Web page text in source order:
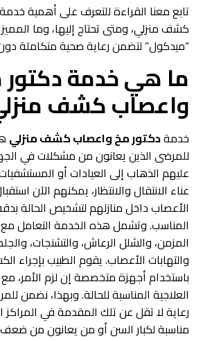
تابع معنا القراءة للتعرف على أهمية
كشف منزلي، ومتى تحتاج إليها، وما
“ميدكول” لتضمن رعاية صحية متكاملة
ما هي خدمة
واعصاب كشف
خدمةدكتور مخ واعصاب كشف منزلي
للمرضى الذين يعانون من مشكلات في
عليهم الذهاب إلى العيادات أو
عناء الانتقال والانتظار، يمكنهم الآن
الأعصاب داخل منازلهم لتشخيص الحالة
المناسب. وتشمل هذه الخدمة التعامل
المزمن، والشلل الرعاش، والتشنجات،
والتهابات الأعصاب. يقوم الطبيب بإجراء
باستخدام أجهزة متخصصة إن لزم الأمر،
العلاجية المناسبة للحالة. وبهذا، نضمن
رعاية لا تقل عن تلك المقدمة في
مناسبة لكبار السن أو من يعانون من